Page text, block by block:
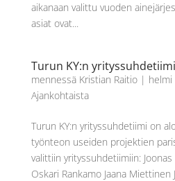
aikanaan valittu vuoden
asiat ovat...
Turun KY:n
mennessä Kristian Raitio| helmi
Ajankohtaista
Turun KY:n yrityssuhdetiimi on
työnteon useiden projektien
valittiin yrityssuhdetiimiin:
Oskari Rankamo Jaana Miettinen